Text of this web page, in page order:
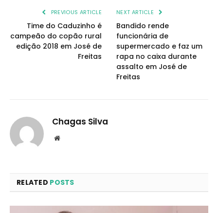
PREVIOUS ARTICLE
Time do Caduzinho é
campeão do copão rural
edição 2018 em José de
Freitas
NEXT ARTICLE
Bandido rende
funcionária de
supermercado e faz um
rapa no caixa durante
assalto em José de
Freitas
Chagas Silva
Website
RELATED POSTS